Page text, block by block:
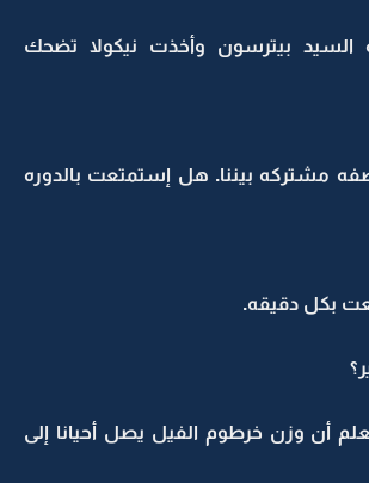
السيد بيترسون وأخذت نيكولا تضحك
مشتركه بيننا. هل إستمتعت بالدوره
بكل دقيقه.
أن وزن خرطوم الفيل يصل أحيانا إلى